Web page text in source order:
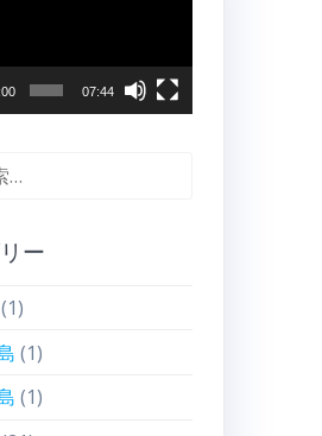
07:44
ー
(1)
(1)
(1)